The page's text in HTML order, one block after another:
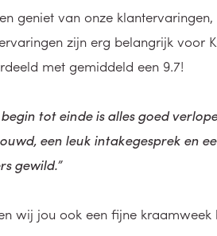
geniet van onze
zijn erg belangrijk voor
met gemiddeld een 9.7!
begin tot einde is alles goed
een leuk intakegesprek en
gewild.”
wij jou ook een fijne kraamweek